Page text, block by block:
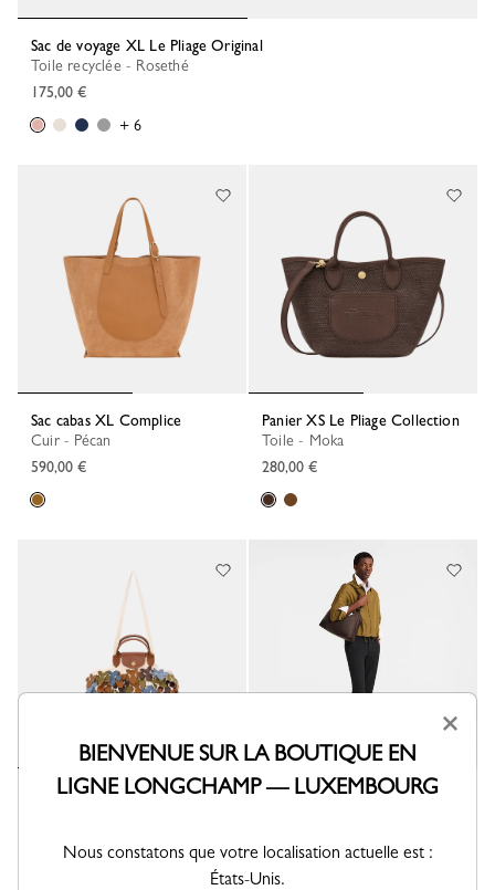
Sac de voyage XL Le Pliage Original
Toile recyclée - Rosethé
175,00 €
+ 6
Sac cabas XL Complice
Cuir - Pécan
590,00 €
Panier XS Le Pliage Collection
Toile - Moka
280,00 €
Sac filet L Le Pliage Collection
Sac porté épaule XL Le Pliage
550,00 €
×
BIENVENUE SUR LA BOUTIQUE EN
LIGNE LONGCHAMP — LUXEMBOURG
Nous constatons que votre localisation actuelle est :
États-Unis.